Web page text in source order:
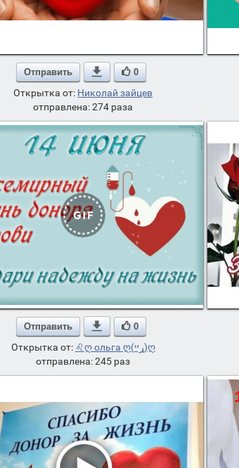
Отправить  0
Открытка от: Николай зайцев
отправлена: 274 раза
Отправить  0
Открытка от:
♌ღ ольга ღ(ړײ)ღ
отправлена: 245 раз